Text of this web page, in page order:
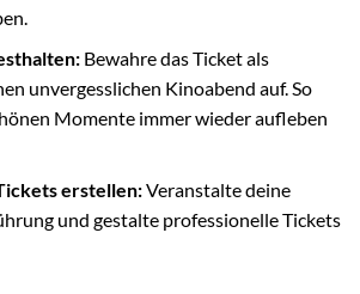
Bewahre das Ticket als
unvergesslichen Kinoabend auf. So
Momente immer wieder aufleben
erstellen:Veranstalte deine
und gestalte professionelle Tickets